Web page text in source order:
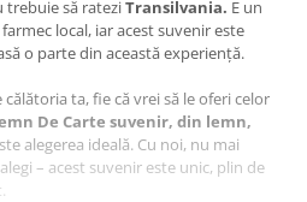
trebuie să rateziTransilvania. E un
local, iar acest suvenir este
o parte din această experiență.
ta, fie că vrei să le oferi celor
De Carte suvenir, din lemn,
alegerea ideală. Cu noi, nu mai
– acest suvenir este unic, plin de